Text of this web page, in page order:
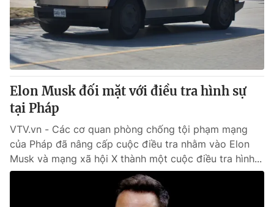
Elon Musk đối mặt với điều tra hình sự
tại Pháp
VTV.vn - Các cơ quan phòng chống tội phạm mạng
của Pháp đã nâng cấp cuộc điều tra nhằm vào Elon
Musk và mạng xã hội X thành một cuộc điều tra hình...